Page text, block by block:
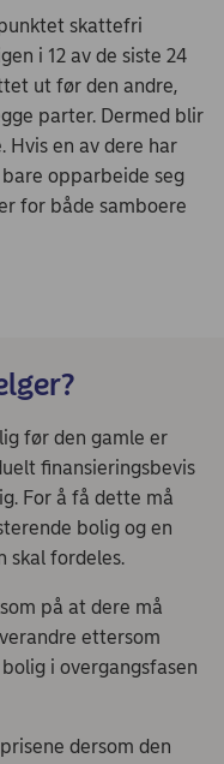
skattefri
i 12 av de siste 24
ut før den andre,
parter. Dermed blir
Hvis en av dere har
opparbeide seg
for både samboere
før den gamle er
finansieringsbevis
For å få dette må
bolig og en
skal fordeles.​
på at dere må
ettersom
i overgangsfasen
dersom den